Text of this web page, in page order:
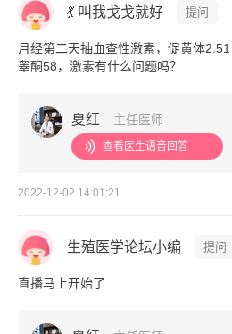
💃 叫我戈戈就好 提问
月经第二天抽血查性激素，促黄体
睾酮58，激素有什么问题吗？
夏红 主任医师
查看医生语音回答
2022-12-02 14:01:21
生殖医学论坛小编 提问
直播马上开始了